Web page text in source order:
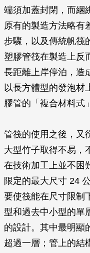
端須加蓋封閉，而綑
原有的製造方法略有
步驟，以及傳統帆筏
塑膠管筏在製造上反
長距離上岸停泊，造
以長方體型的發泡材
膠管的「複合材料式
管筏的使用之後，又
大型竹子取得不易，
在技術加工上並不困
限定的最大尺寸 24
要使筏能在尺寸限制
型和過去中小型的單
的設計。其中最明顯
超過一層；管上的結